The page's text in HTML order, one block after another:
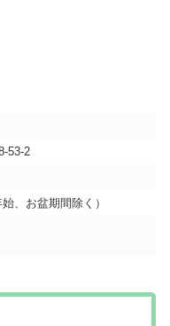
53-2
、お盆期間除く）